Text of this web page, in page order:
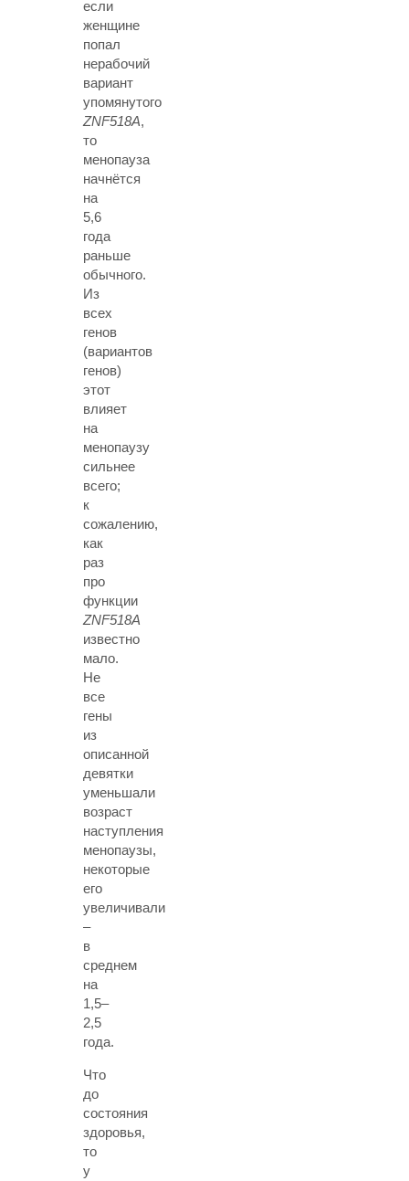
если
женщине
попал
нерабочий
вариант
упомянутого
ZNF518A,
то
менопауза
начнётся
на
5,6
года
раньше
обычного.
Из
всех
генов
(вариантов
генов)
этот
влияет
на
менопаузу
сильнее
всего;
к
сожалению,
как
раз
про
функции
ZNF518A
известно
мало.
Не
все
гены
из
описанной
девятки
уменьшали
возраст
наступления
менопаузы,
некоторые
его
увеличивали
–
в
среднем
на
1,5–
2,5
года.
Что
до
состояния
здоровья,
то
у